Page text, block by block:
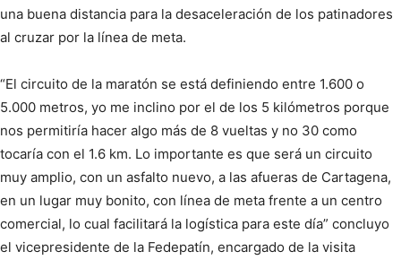
una buena distancia para la desaceleración de los patinadores
al cruzar por la línea de meta.
“El circuito de la maratón se está definiendo entre 1.600 o
5.000 metros, yo me inclino por el de los 5 kilómetros porque
nos permitiría hacer algo más de 8 vueltas y no 30 como
tocaría con el 1.6 km. Lo importante es que será un circuito
muy amplio, con un asfalto nuevo, a las afueras de Cartagena,
en un lugar muy bonito, con línea de meta frente a un centro
comercial, lo cual facilitará la logística para este día” concluyo
el vicepresidente de la Fedepatín, encargado de la visita